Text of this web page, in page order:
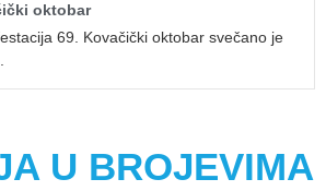
oktobar
69. Kovačički oktobar svečano je
U BROJEVIMA